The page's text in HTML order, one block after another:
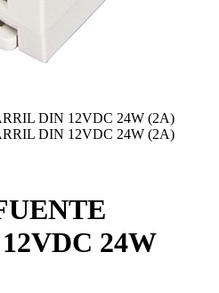
24W